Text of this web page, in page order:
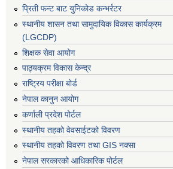
प्रिती फन्ट बाट युनिकोड कन्भर्रटर
स्थानीय शासन तथा सामुदायिक विकास कार्यक्रम
(LGCDP)
शिक्षक सेवा आयोग
पाठ्यक्रम विकास केन्द्र
राष्ट्रिय परीक्षा बोर्ड
नेपाल कानुन आयोग
कर्णाली प्रदेश पोर्टल
स्थानीय तहको वेवसाईटको विवरण
स्थानीय तहको विवरण तथा GIS नक्सा
नेपाल सरकारको आधिकारिक पोर्टल